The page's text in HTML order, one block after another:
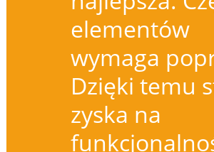
elementów
wymaga
Dzięki temu
zyska na